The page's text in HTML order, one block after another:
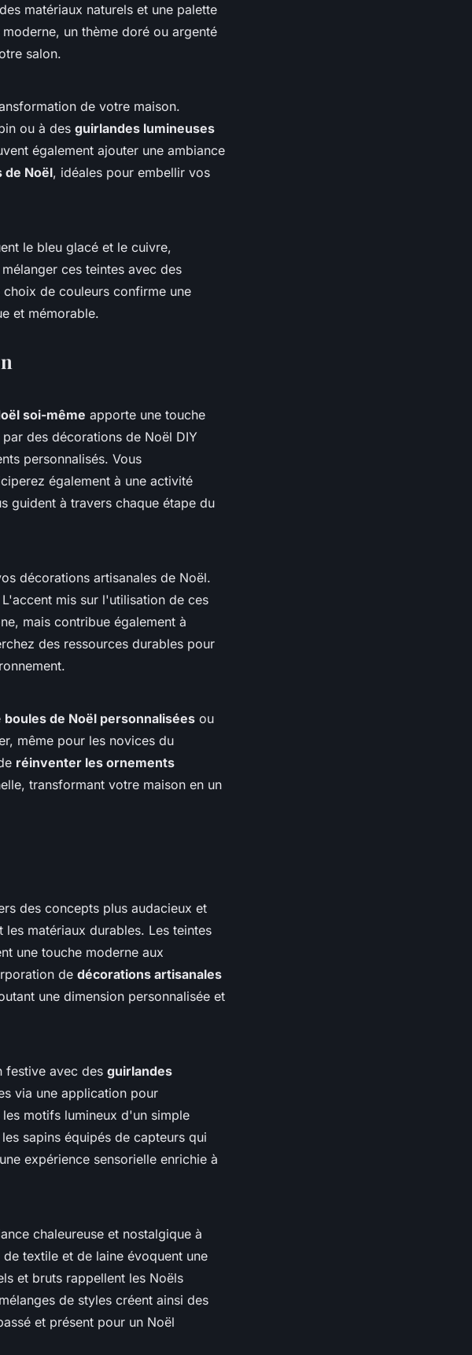
matériaux naturels et une palette
un thème doré ou argenté
salon.
de votre maison.
ou à des guirlandes lumineuses
également ajouter une ambiance
de Noël, idéales pour embellir vos
le bleu glacé et le cuivre,
ces teintes avec des
de couleurs confirme une
et mémorable.
soi-même apporte une touche
des décorations de Noël DIY
personnalisés. Vous
également à une activité
guident à travers chaque étape du
décorations artisanales de Noël.
mis sur l'utilisation de ces
mais contribue également à
des ressources durables pour
boules de Noël personnalisées ou
même pour les novices du
réinventer les ornements
transformant votre maison en un
des concepts plus audacieux et
les matériaux durables. Les teintes
une touche moderne aux
de décorations artisanales
une dimension personnalisée et
festive avec des guirlandes
via une application pour
motifs lumineux d'un simple
sapins équipés de capteurs qui
expérience sensorielle enrichie à
chaleureuse et nostalgique à
textile et de laine évoquent une
et bruts rappellent les Noëls
de styles créent ainsi des
et présent pour un Noël